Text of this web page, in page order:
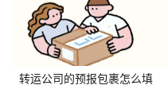
转运公司的预报包裹怎么填